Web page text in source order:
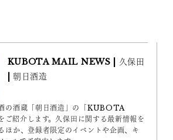
KUBOTA MAIL NEWS | 久保田
| 朝日酒造
の酒蔵「朝日酒造」の「KUBOTA
紹介します。久保田に関する最新情報を
ほか、登録者限定のイベントや企画、キ